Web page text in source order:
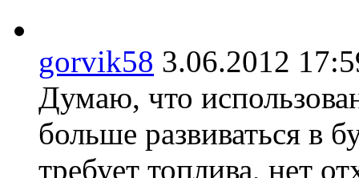
gorvik58 3.06.2012
Думаю, что
больше развиваться в
требует топлива, нет